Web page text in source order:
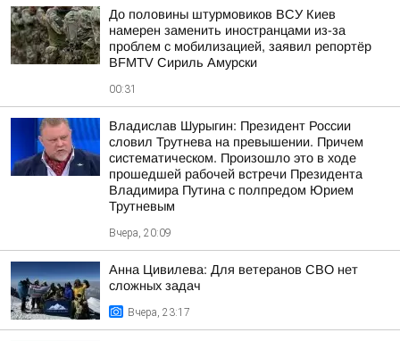
До половины штурмовиков ВСУ Киев
намерен заменить иностранцами из-за
проблем с мобилизацией, заявил репортёр
BFMTV Сириль Амурски
00:31
Владислав Шурыгин: Президент России
словил Трутнева на превышении. Причем
систематическом. Произошло это в ходе
прошедшей рабочей встречи Президента
Владимира Путина с полпредом Юрием
Трутневым
Вчера, 20:09
Анна Цивилева: Для ветеранов СВО нет
сложных задач
Вчера, 23:17